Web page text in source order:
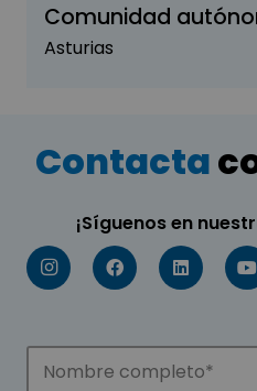
Comunidad
Asturias
Contacta
¡Síguenos en